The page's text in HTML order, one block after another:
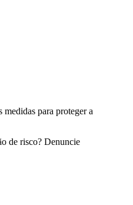
medidas para proteger a
de risco? Denuncie